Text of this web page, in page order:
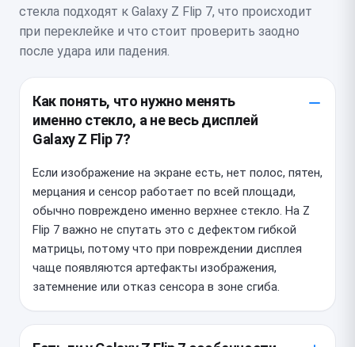
стекла подходят к Galaxy Z Flip 7, что происходит
при переклейке и что стоит проверить заодно
после удара или падения.
Как понять, что нужно менять
именно стекло, а не весь дисплей
Galaxy Z Flip 7?
Если изображение на экране есть, нет полос, пятен,
мерцания и сенсор работает по всей площади,
обычно повреждено именно верхнее стекло. На Z
Flip 7 важно не спутать это с дефектом гибкой
матрицы, потому что при повреждении дисплея
чаще появляются артефакты изображения,
затемнение или отказ сенсора в зоне сгиба.